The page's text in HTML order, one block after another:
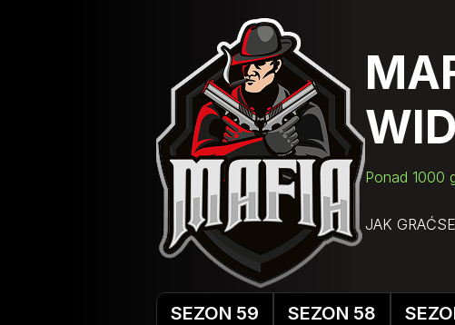
Ponad 1000
JAK GRAĆ
SEZON 59 SEZON 58